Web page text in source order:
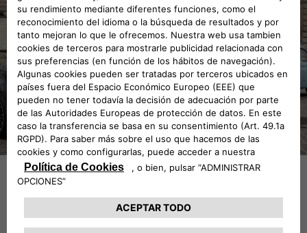
Las diferentes etapas para tasar mi vehículo
Fiat Tasación es un servicio online que te permite obtener una tasación de
tu vehículo de forma gratuita.
¿Por qué elegir Fiat
Tasación?